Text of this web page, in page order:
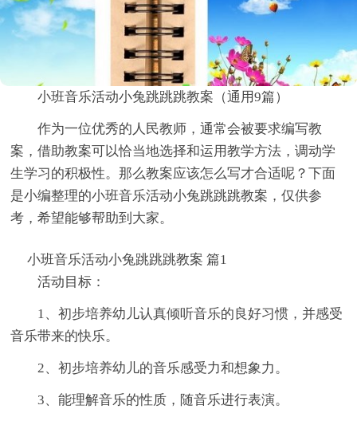
小班音乐活动小兔跳跳跳教案（通用9篇）
作为一位优秀的人民教师，通常会被要求编写教
案，借助教案可以恰当地选择和运用教学方法，调动学
生学习的积极性。那么教案应该怎么写才合适呢？下面
是小编整理的小班音乐活动小兔跳跳跳教案，仅供参
考，希望能够帮助到大家。
小班音乐活动小兔跳跳跳教案 篇1
活动目标：
1、初步培养幼儿认真倾听音乐的良好习惯，并感受
音乐带来的快乐。
2、初步培养幼儿的音乐感受力和想象力。
3、能理解音乐的性质，随音乐进行表演。